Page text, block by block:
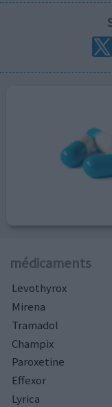
médicaments
Levothyrox
Mirena
Tramadol
Champix
Paroxetine
Effexor
Lyrica